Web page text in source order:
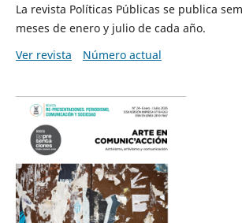
La revista Políticas Públicas se publica
meses de enero y julio de cada año.
Ver revista
Número actual